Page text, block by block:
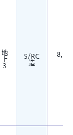
地
上
3
S/RC
造